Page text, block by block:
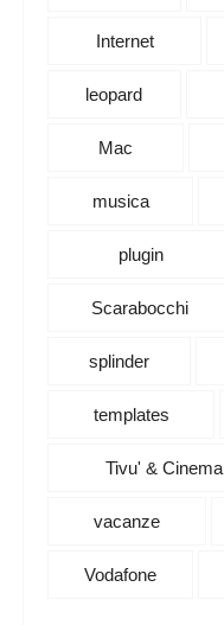
Internet
leopard
Mac
musica
plugin
Scarabocchi
splinder
templates
Tivu' & Cinema
vacanze
Vodafone